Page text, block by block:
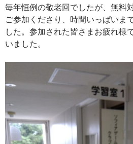
毎年恒例の敬老回でしたが、無料
ご参加くださり、時間いっぱいま
した。参加された皆さまお疲れ様
いました。